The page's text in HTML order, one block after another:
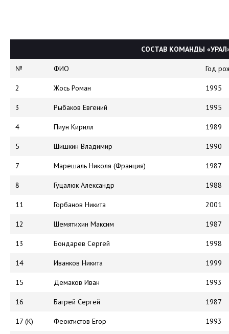
СОСТАВ КОМАНДЫ
№ ФИО Год
2 Жось Роман 1995
3 Рыбаков Евгений 1995
4 Пиун Кирилл 1989
5 Шишкин Владимир 1990
7 Марешаль Николя (Франция) 1987
8 Гуцалюк Александр 1988
11 Горбанов Никита 2001
12 Шемятихин Максим 1987
13 Бондарев Сергей 1998
14 Иванков Никита 1999
15 Демаков Иван 1993
16 Багрей Сергей 1987
17 (К) Феоктистов Егор 1993